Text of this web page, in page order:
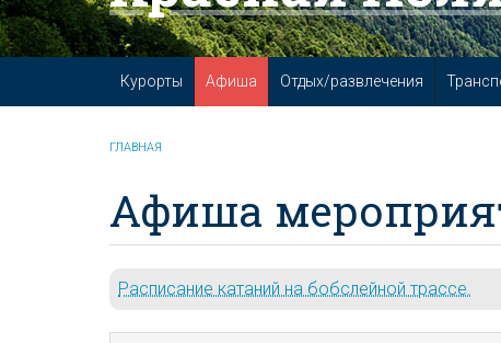
Курорты Афиша Отдых/развлечения
ГЛАВНАЯ
Афиша
Расписание катаний на бобслейной трассе.